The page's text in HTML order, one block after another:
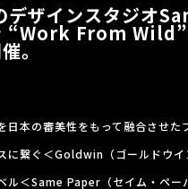
ザインスタジオ
“Work From
。
日本の審美性をもって融合させた
に繋ぐ＜Goldwin（ゴールドウ
ル＜Same Paper（セイム・ペー